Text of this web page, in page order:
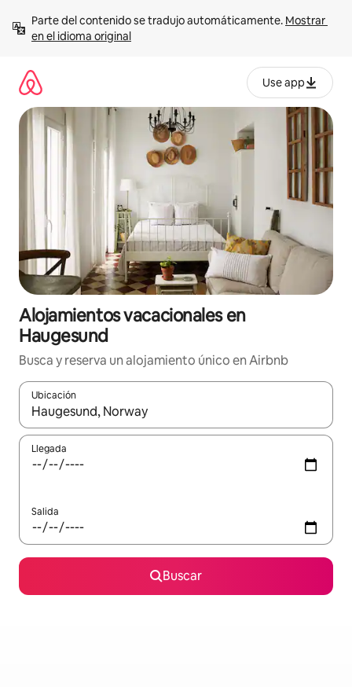
contenido
Parte del contenido se tradujo automáticamente. Mostrar
en el idioma original
Use app
Alojamientos vacacionales en
Haugesund
Busca y reserva un alojamiento único en Airbnb
Ubicación
Cuando los resultados estén disponibles, podrás navegar
Llegada
Salida
Buscar